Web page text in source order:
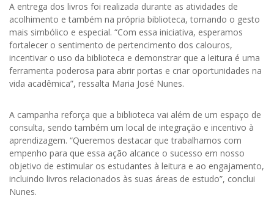
A entrega dos livros foi realizada durante as atividades de
acolhimento e também na própria biblioteca, tornando o gesto
mais simbólico e especial. “Com essa iniciativa, esperamos
fortalecer o sentimento de pertencimento dos calouros,
incentivar o uso da biblioteca e demonstrar que a leitura é uma
ferramenta poderosa para abrir portas e criar oportunidades na
vida acadêmica”, ressalta Maria José Nunes.
A campanha reforça que a biblioteca vai além de um espaço de
consulta, sendo também um local de integração e incentivo à
aprendizagem. “Queremos destacar que trabalhamos com
empenho para que essa ação alcance o sucesso em nosso
objetivo de estimular os estudantes à leitura e ao engajamento,
incluindo livros relacionados às suas áreas de estudo”, conclui
Nunes.